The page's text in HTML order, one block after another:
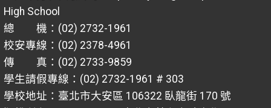
High School
總 機：(02) 2732-1961
校安專線：(02) 2378-4961
傳 真：(02) 2733-9859
學生請假專線：(02) 2732-1961 # 303
學校地址：臺北市大安區 106322 臥龍街 170 號